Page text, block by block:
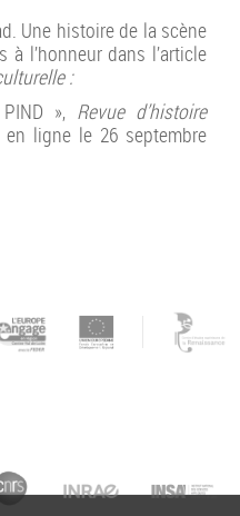
Une histoire de la scène
à l’honneur dans l’article
:
», Revue d’histoire
ligne le 26 septembre